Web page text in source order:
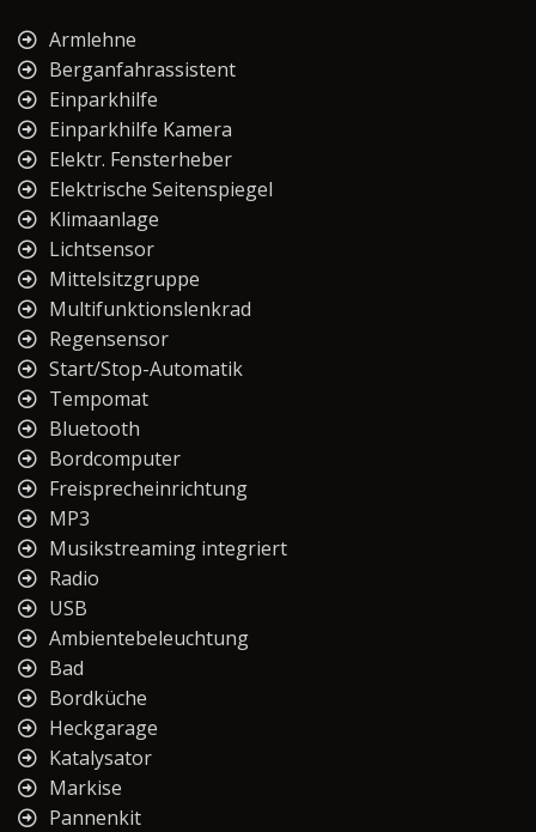
Armlehne
Berganfahrassistent
Einparkhilfe
Einparkhilfe Kamera
Elektr. Fensterheber
Elektrische Seitenspiegel
Klimaanlage
Lichtsensor
Mittelsitzgruppe
Multifunktionslenkrad
Regensensor
Start/Stop-Automatik
Tempomat
Bluetooth
Bordcomputer
Freisprecheinrichtung
MP3
Musikstreaming integriert
Radio
USB
Ambientebeleuchtung
Bad
Bordküche
Heckgarage
Katalysator
Markise
Pannenkit